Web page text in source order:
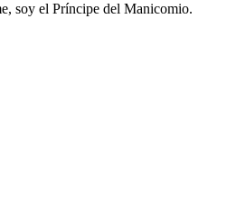
soy el Príncipe del Manicomio.